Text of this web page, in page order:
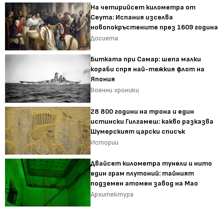
На четирийсет километра от
Сеута: Испания изселва
новопокръстените през 1609 година
Досиета
Битката при Самар: шепа малки
кораби спря най-тежкия флот на
Япония
Военни хроники
28 800 години на трона и един
истински Гилгамеш: какво разказва
Шумерският царски списък
Истории
Двайсет километра тунели и нито
един грам плутоний: тайният
подземен атомен завод на Мао
Архитектура